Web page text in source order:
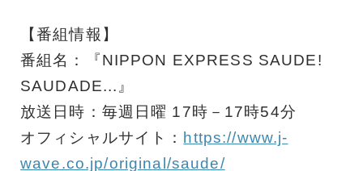
【番組情報】
番組名：『NIPPON EXPRESS SAUDE!
SAUDADE...』
放送日時：毎週日曜 17時－17時54分
オフィシャルサイト： https://www.j-
wave.co.jp/original/saude/